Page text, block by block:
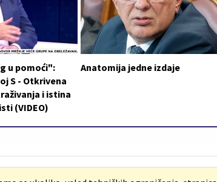
u pomoći":
S - Otkrivena
i istina
(VIDEO)
Anatomija jedne izdaje